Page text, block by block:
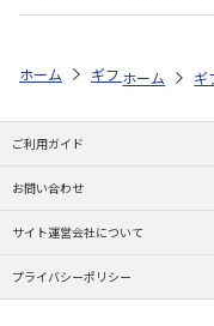
ホーム ギフトストア
ホーム ギ
ご利用ガイド
お問い合わせ
サイト運営会社について
プライバシーポリシー